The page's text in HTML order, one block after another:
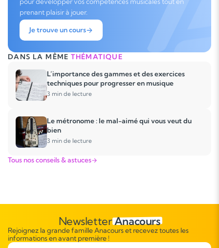
prenant plaisir à jouer.
Je trouve un cours
DANS LA MÊMETHÉMATIQUE
L’importance des gammes et des exercices
techniques pour progresser en musique
3 min de lecture
Le métronome : le mal-aimé qui vous veut du
bien
3 min de lecture
Tous nos conseils & astuces
NewsletterAnacours
Rejoignez la grande famille Anacours et recevez toutes les
informations en avant première !